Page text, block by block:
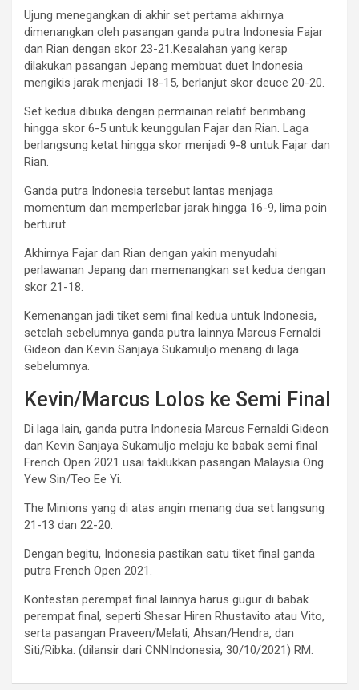
Ujung menegangkan di akhir set pertama akhirnya
dimenangkan oleh pasangan ganda putra Indonesia Fajar
dan Rian dengan skor 23-21.Kesalahan yang kerap
dilakukan pasangan Jepang membuat duet Indonesia
mengikis jarak menjadi 18-15, berlanjut skor deuce 20-20.
Set kedua dibuka dengan permainan relatif berimbang
hingga skor 6-5 untuk keunggulan Fajar dan Rian. Laga
berlangsung ketat hingga skor menjadi 9-8 untuk Fajar dan
Rian.
Ganda putra Indonesia tersebut lantas menjaga
momentum dan memperlebar jarak hingga 16-9, lima poin
berturut.
Akhirnya Fajar dan Rian dengan yakin menyudahi
perlawanan Jepang dan memenangkan set kedua dengan
skor 21-18.
Kemenangan jadi tiket semi final kedua untuk Indonesia,
setelah sebelumnya ganda putra lainnya Marcus Fernaldi
Gideon dan Kevin Sanjaya Sukamuljo menang di laga
sebelumnya.
Kevin/Marcus Lolos ke Semi Final
Di laga lain, ganda putra Indonesia Marcus Fernaldi Gideon
dan Kevin Sanjaya Sukamuljo melaju ke babak semi final
French Open 2021 usai taklukkan pasangan Malaysia Ong
Yew Sin/Teo Ee Yi.
The Minions yang di atas angin menang dua set langsung
21-13 dan 22-20.
Dengan begitu, Indonesia pastikan satu tiket final ganda
putra French Open 2021.
Kontestan perempat final lainnya harus gugur di babak
perempat final, seperti Shesar Hiren Rhustavito atau Vito,
serta pasangan Praveen/Melati, Ahsan/Hendra, dan
Siti/Ribka. (dilansir dari CNNIndonesia, 30/10/2021) RM.